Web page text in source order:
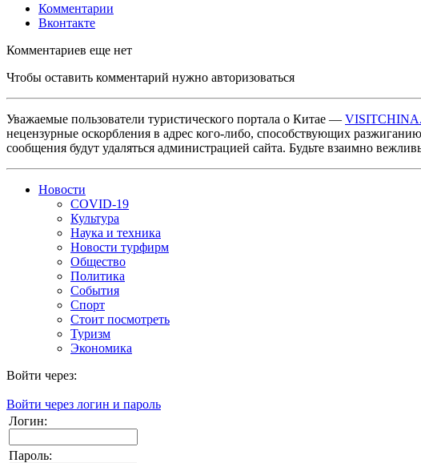
Комментарии
Вконтакте
Комментариев еще нет
Чтобы оставить комментарий нужно авторизоваться
Уважаемые пользователи туристического портала о Китае —
нецензурные оскорбления в адрес кого-либо, способствующих
сообщения будут удаляться администрацией сайта. Будьте взаимно
Новости
COVID-19
Культура
Наука и техника
Новости турфирм
Общество
Политика
События
Спорт
Стоит посмотреть
Туризм
Экономика
Войти через:
Войти через логин и пароль
Логин:
Пароль: